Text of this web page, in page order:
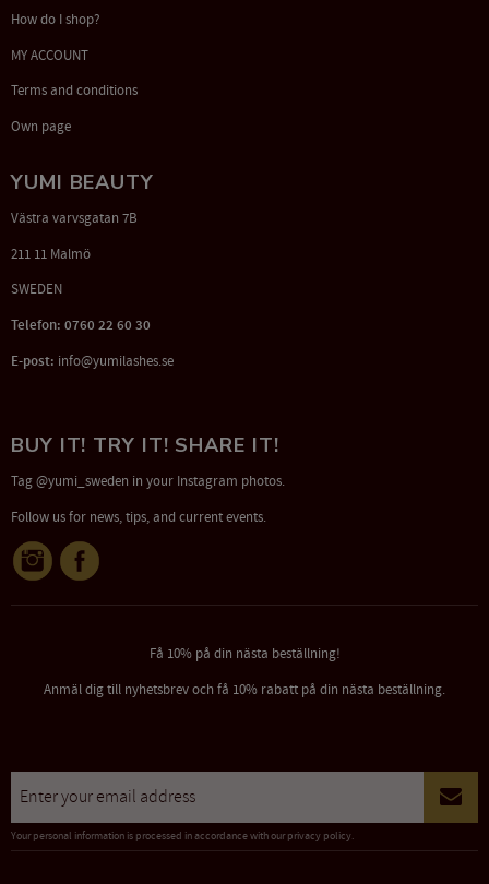
How do I shop?
MY ACCOUNT
Terms and conditions
Own page
YUMI BEAUTY
Västra varvsgatan 7B
211 11 Malmö
SWEDEN
Telefon: 0760 22 60 30
E-post: info@yumilashes.se
BUY IT! TRY IT! SHARE IT!
Tag @yumi_sweden in your Instagram photos.
Follow us for news, tips, and current events.
Få 10% på din nästa beställning!
Anmäl dig till nyhetsbrev och få 10% rabatt på din nästa beställning.
Your personal information is processed in accordance with ourprivacy policy.